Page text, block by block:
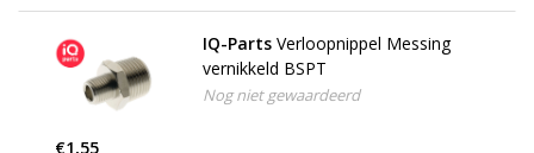
IQ-Parts Verloopnippel Messing
vernikkeld BSPT
Nog niet gewaardeerd
€1,55